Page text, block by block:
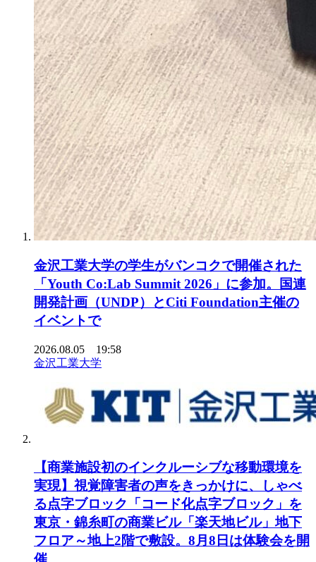
金沢工業大学の学生がバンコクで開催された
「Youth Co:Lab Summit 2026」に参加。国連
開発計画（UNDP）とCiti Foundation主催の
イベントで
2026.08.05 19:58
金沢工業大学
【商業施設初のインクルーシブな移動環境を
実現】視覚障害者の声をきっかけに、しゃべ
る点字ブロック「コード化点字ブロック」を
東京・錦糸町の商業ビル「楽天地ビル」地下
フロア～地上2階で敷設。8月8日は体験会を開
催